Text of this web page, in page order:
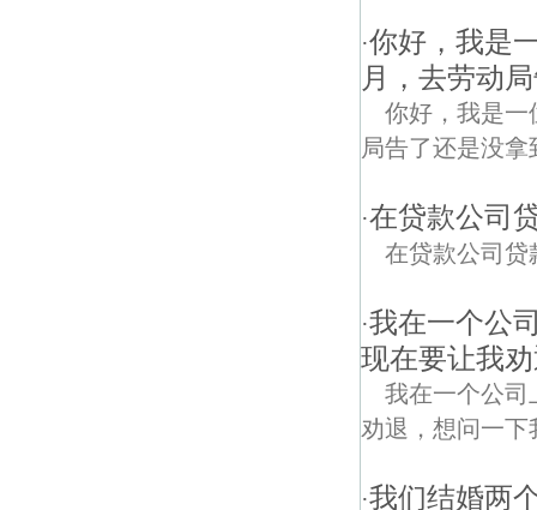
·你好，我是
月，去劳动
你好，我是一
局告了还是没
·在贷款公司
在贷款公司贷
·我在一个公
现在要让我
我在一个公司
劝退，想问一下
·我们结婚两